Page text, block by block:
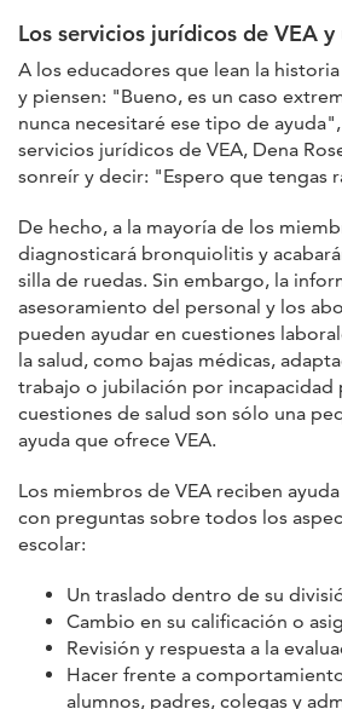
Los servicios jurídicos de VEA y
A los educadores que lean la
y piensen: "Bueno, es un caso
nunca necesitaré ese tipo de
servicios jurídicos de VEA, Dena
sonreír y decir: "Espero que tengas
De hecho, a la mayoría de los
diagnosticará bronquiolitis y
silla de ruedas. Sin embargo, la
asesoramiento del personal y los
pueden ayudar en cuestiones
la salud, como bajas médicas,
trabajo o jubilación por incapacidad
cuestiones de salud son sólo una
ayuda que ofrece VEA.
Los miembros de VEA reciben
con preguntas sobre todos los
escolar:
Un traslado dentro de su
Cambio en su calificación o
Revisión y respuesta a la
Hacer frente a
alumnos, padres, colegas y